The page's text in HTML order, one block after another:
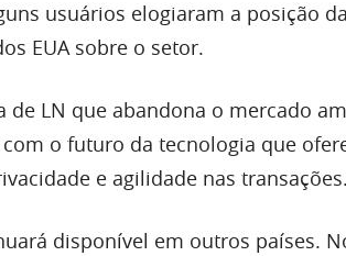
usuários elogiaram a posição
EUA sobre o setor.
de LN que abandona o mercado
o futuro da tecnologia que
e agilidade nas
disponível em outros países.